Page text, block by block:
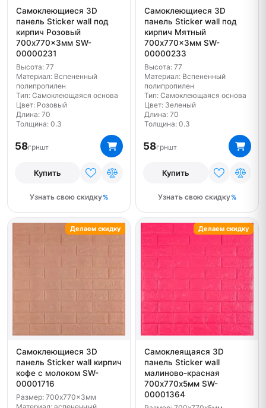
Самоклеющиеся 3D
панель Sticker wall под
кирпич Розовый
700x770x3мм SW-
00000231
Высота: 77
Материал: Вспененный
полипропилен
Тип: Самоклеющаяся основа
Цвет: Розовый
Длина: 70
Толщина: 0.3
58грншт
Купить
Узнать свою скидку
Самоклеющиеся 3D
панель Sticker wall под
кирпич Мятный
700x770x3мм SW-
00000233
Высота: 77
Материал: Вспененный
полипропилен
Тип: Самоклеющаяся основа
Цвет: Зеленый
Длина: 70
Толщина: 0.3
58грншт
Купить
Узнать свою скидку
Самоклеющиеся 3D
панель Sticker wall кирпич
кофе с молоком SW-
00001716
Размер: 700x770x3мм
Делаем скидку
Самоклеящаяся 3D
панель Sticker wall
малиново-красная
700х770х5мм SW-
00001364
Делаем скидку